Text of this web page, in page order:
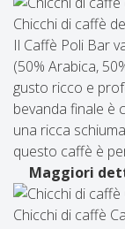
Chicchi di caffè
Il Caffè Poli Bar
(50% Arabica,
gusto ricco e
bevanda finale è
una ricca
questo caffè è
Maggiori
Chicchi di caffè